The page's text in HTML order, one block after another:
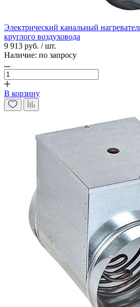
Электрический канальный
круглого воздуховода
9 913 руб. / шт.
Наличие: по запросу
В корзину